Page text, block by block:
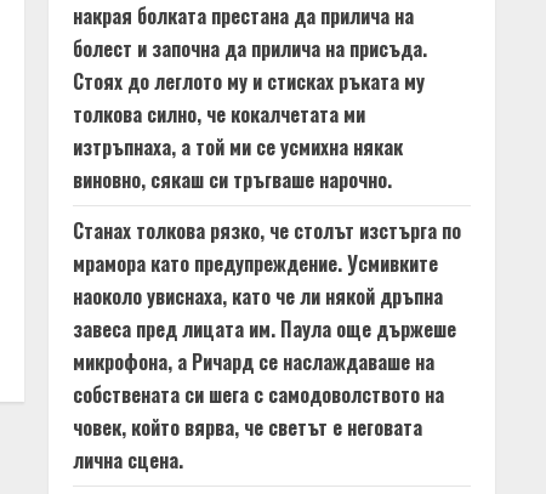
накрая болката престана да прилича на
болест и започна да прилича на присъда.
Стоях до леглото му и стисках ръката му
толкова силно, че кокалчетата ми
изтръпнаха, а той ми се усмихна някак
виновно, сякаш си тръгваше нарочно.
Станах толкова рязко, че столът изстърга по
мрамора като предупреждение. Усмивките
наоколо увиснаха, като че ли някой дръпна
завеса пред лицата им. Паула още държеше
микрофона, а Ричард се наслаждаваше на
собствената си шега с самодоволството на
човек, който вярва, че светът е неговата
лична сцена.